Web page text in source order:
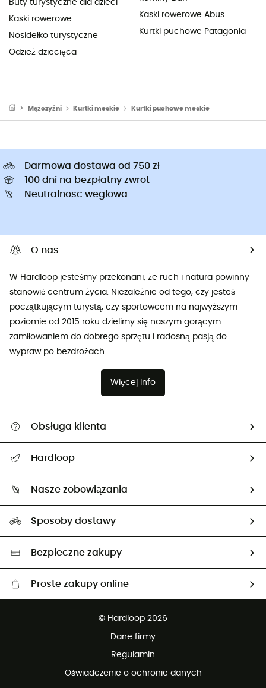
Buty turystyczne dla dzieci
Kaski rowerowe
Nosidełko turystyczne
Odzież dziecięca
Kaski rowerowe Abus
Kurtki puchowe Patagonia
Mężczyźni Kurtki meskie Kurtki puchowe meskie
Darmowa dostawa od 750 zł
100 dni na bezpłatny zwrot
Neutralnosc weglowa
O nas
W Hardloop jesteśmy przekonani, że ruch i natura powinny
stanowić centrum życia. Niezależnie od tego, czy jesteś
początkującym turystą, czy sportowcem na najwyższym
poziomie od 2015 roku dzielimy się naszym gorącym
zamiłowaniem do dobrego sprzętu i radosną pasją do
wypraw po bezdrożach.
Więcej info
Obsługa klienta
Zwrot artykułów i zwrot środków
Hardloop
Ambasadorzy
Nasze zobowiązania
Wybrane produkty eko
Sposoby dostawy
Bezpieczne zakupy
Proste zakupy online
© Hardloop 2026
Dane firmy
Regulamin
Oświadczenie o ochronie danych